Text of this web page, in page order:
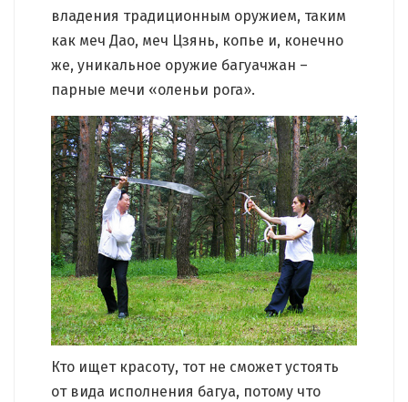
владения традиционным оружием, таким
как меч Дао, меч Цзянь, копье и, конечно
же, уникальное оружие багуачжан –
парные мечи «оленьи рога».
Кто ищет красоту, тот не сможет устоять
от вида исполнения багуа, потому что